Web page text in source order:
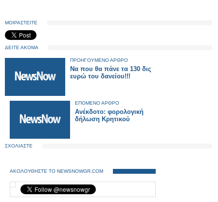
ΜΟΙΡΑΣΤΕΙΤΕ
ΔΕΙΤΕ ΑΚΟΜΑ
ΠΡΟΗΓΟΥΜΕΝΟ ΑΡΘΡΟ
Να που θα πάνε τα 130 δις
ευρώ του δανείου!!!
ΕΠΟΜΕΝΟ ΑΡΘΡΟ
Ανέκδοτο: φορολογική
δήλωση Κρητικού
ΣΧΟΛΙΑΣΤΕ
ΑΚΟΛΟΥΘΗΣΤΕ ΤΟ NEWSNOWGR.COM